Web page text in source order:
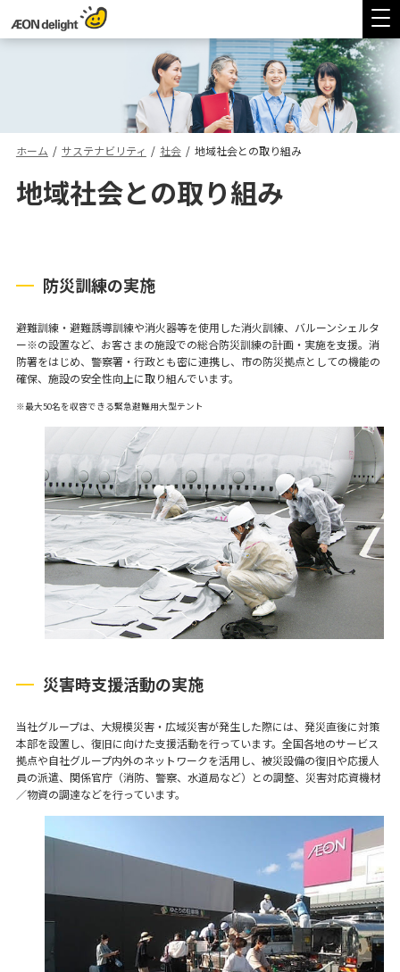
ホーム / サステナビリティ / 社会 / 地域社会との取り組み
地域社会との取り組み
防災訓練の実施
避難訓練・避難誘導訓練や消火器等を使用した消火訓練、バルーンシェルタ
ー※の設置など、お客さまの施設での総合防災訓練の計画・実施を支援。消
防署をはじめ、警察署・行政とも密に連携し、市の防災拠点としての機能の
確保、施設の安全性向上に取り組んでいます。
※最大50名を収容できる緊急避難用大型テント
災害時支援活動の実施
当社グループは、大規模災害・広域災害が発生した際には、発災直後に対策
本部を設置し、復旧に向けた支援活動を行っています。全国各地のサービス
拠点や自社グループ内外のネットワークを活用し、被災設備の復旧や応援人
員の派遣、関係官庁（消防、警察、水道局など）との調整、災害対応資機材
／物資の調達などを行っています。